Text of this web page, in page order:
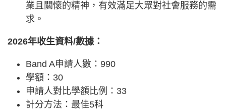
業且關懷的精神，有效滿足大眾對社會服務的需
求。
2026年收生資料/數據：
Band A申請人數：990
學額：30
申請人對比學額比例：33
計分方法：最佳5科